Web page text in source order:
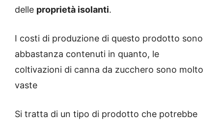
delle proprietà isolanti.
I costi di produzione di questo prodotto sono
abbastanza contenuti in quanto, le
coltivazioni di canna da zucchero sono molto
vaste
Si tratta di un tipo di prodotto che potrebbe